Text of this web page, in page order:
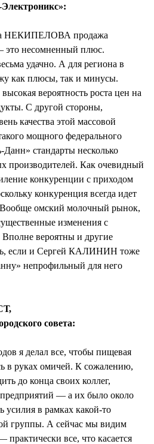
НЕКИПЕЛОВА продажа
несомненный плюс.
удачно. А для региона в
как плюсы, так и минусы.
вероятность роста цен на
С другой стороны,
качества этой массовой
мощного федерального
стандарты несколько
производителей. Как очевидный
конкуренции с приходом
конкуренция всегда идет
Вообще омский молочный рынок,
изменения с
вероятны и другие
если и Сергей КАЛИНИН тоже
непрофильный для него
совета:
я делал все, чтобы пищевая
в руках омичей. К сожалению,
до конца своих коллег,
— а их было около
усилия в рамках какой-то
группы. А сейчас мы видим
практически все, что касается